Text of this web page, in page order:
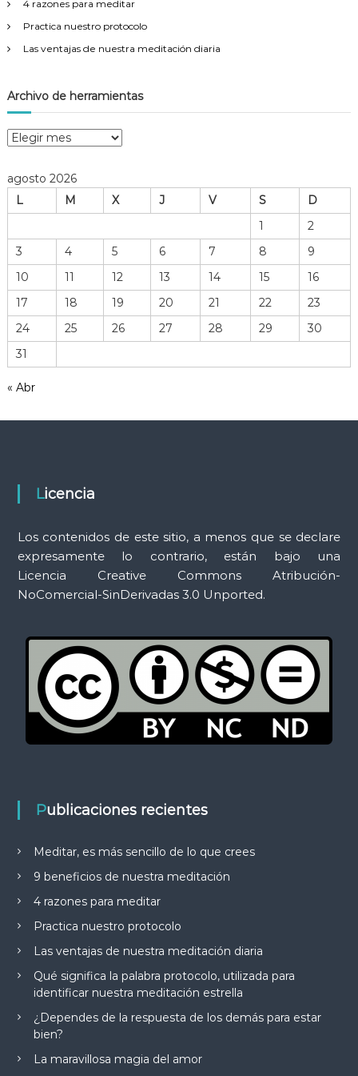
4 razones para meditar
Practica nuestro protocolo
Las ventajas de nuestra meditación diaria
Archivo de herramientas
A
h
o
h
r
r
m
i
n
agosto 2026
L
M X J V S
D
1
2
3
4 5 6 7 8
9
10
11 12 13 14 15
16
17
18 19 20 21 22
23
24
25 26 27 28 29
30
31
« Abr
Licencia
Los contenidos de este sitio, a menos que se declare
expresamente lo contrario, están bajo una
Licencia Creative Commons Atribución-
NoComercial-SinDerivadas 3.0 Unported.
Publicaciones recientes
Meditar, es más sencillo de lo que crees
9 beneficios de nuestra meditación
4 razones para meditar
Practica nuestro protocolo
Las ventajas de nuestra meditación diaria
Qué significa la palabra protocolo, utilizada para
identificar nuestra meditación estrella
¿Dependes de la respuesta de los demás para estar
bien?
La maravillosa magia del amor